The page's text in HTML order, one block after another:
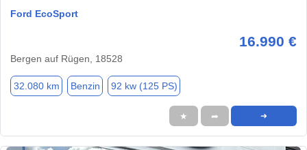
Ford EcoSport
16.990 €
Bergen auf Rügen, 18528
32.080 km Benzin 92 kw (125 PS)
★ ➦ ➜